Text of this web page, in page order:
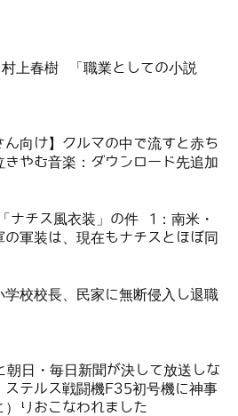
上春樹 「職業としての小説
ん向け】クルマの中で流すと赤ち
きやむ音楽：ダウンロード先追加
ナチス風衣装」の件 1：南米・
の軍装は、現在もナチスとほぼ同
学校校長、民家に無断侵入し退職
朝日・毎日新聞が決して放送しな
ステルス戦闘機F35初号機に神事
）りおこなわれました